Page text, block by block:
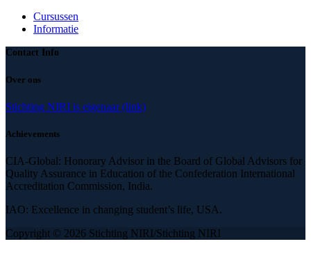
Cursussen
Informatie
Contact Info
Over ons
Stichting NIRI is eigenaar (link)
Achievements
CIA-Global: Honorary Advisor in the Board of Global Advisors for
Quality Assurance in Education of the Confederation International
Accreditation Commission, India.
IAO: Excellence in changing student’s life, USA.
Copyright © 2026 Stichting NIRI/Stichting NIRI